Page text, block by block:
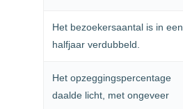
Het bezoekersaantal is in een
halfjaar verdubbeld.
Het opzeggingspercentage
daalde licht, met ongeveer